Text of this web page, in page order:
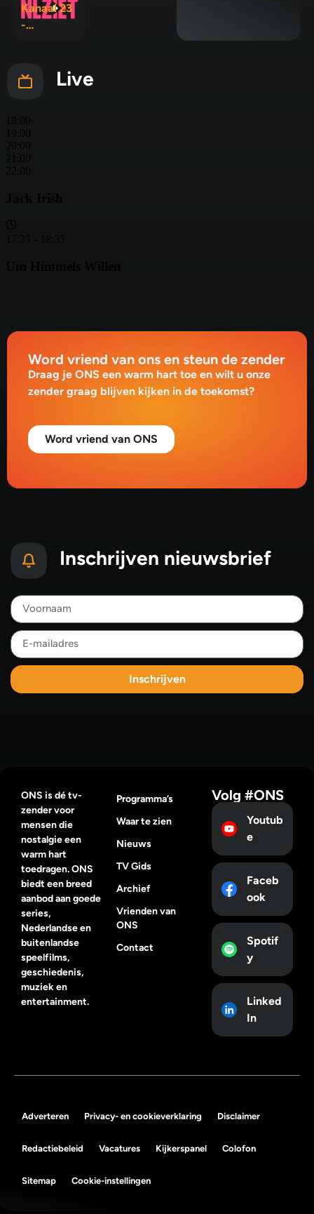
Kanaal 23
-
Live
Word vriend van ons en steun de zender
Draag je ONS een warm hart toe en wilt u onze
zender graag blijven kijken in de toekomst?
Word vriend van ONS
Inschrijven nieuwsbrief
Inschrijven
ONS is dé tv-
zender voor
mensen die
nostalgie een
warm hart
toedragen. ONS
biedt een breed
aanbod aan goede
series,
Nederlandse en
buitenlandse
speelfilms,
geschiedenis,
muziek en
entertainment.
Programma’s
Waar te zien
Nieuws
TV Gids
Archief
Vrienden van
ONS
Contact
Volg #ONS
Youtub
e
Faceb
ook
Spotif
y
Linked
In
Adverteren Privacy- en cookieverklaring Disclaimer
Redactiebeleid Vacatures Kijkerspanel Colofon
Sitemap Cookie-instellingen